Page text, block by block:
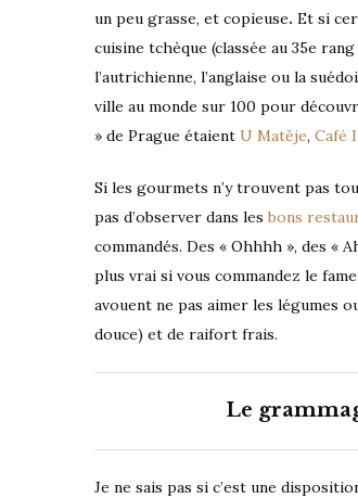
un peu grasse, et copieuse. Et si
cuisine tchèque (classée au 35e
l’autrichienne, l’anglaise ou la
ville au monde sur 100 pour
» de Prague étaient U Matěje, Café
Si les gourmets n’y trouvent pas
pas d’observer dans les bons
commandés. Des « Ohhhh », des «
plus vrai si vous commandez le
avouent ne pas aimer les légumes
douce) et de raifort frais.
Le
Je ne sais pas si c’est une